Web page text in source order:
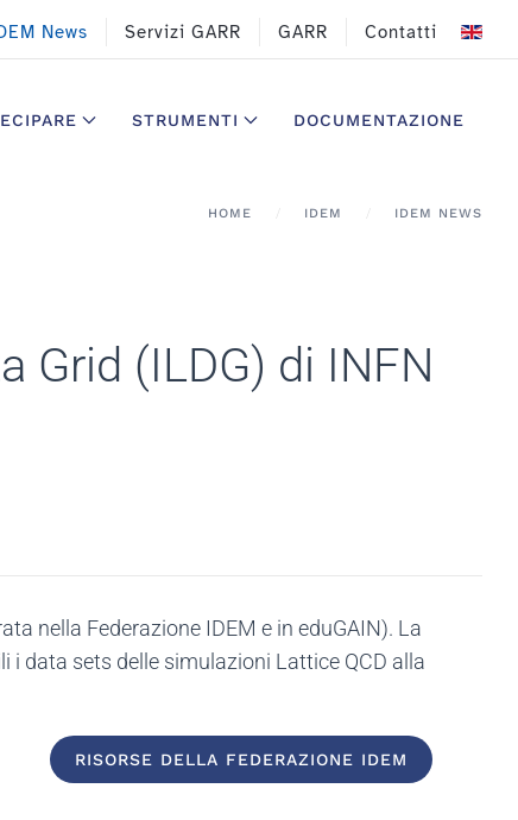
News Servizi GARR GARR Contatti
STRUMENTI DOCUMENTAZIONE
HOME IDEM IDEM NEWS
Grid (ILDG) di INFN
nella Federazione IDEM e in eduGAIN). La
i data sets delle simulazioni Lattice QCD alla
RISORSE DELLA FEDERAZIONE IDEM